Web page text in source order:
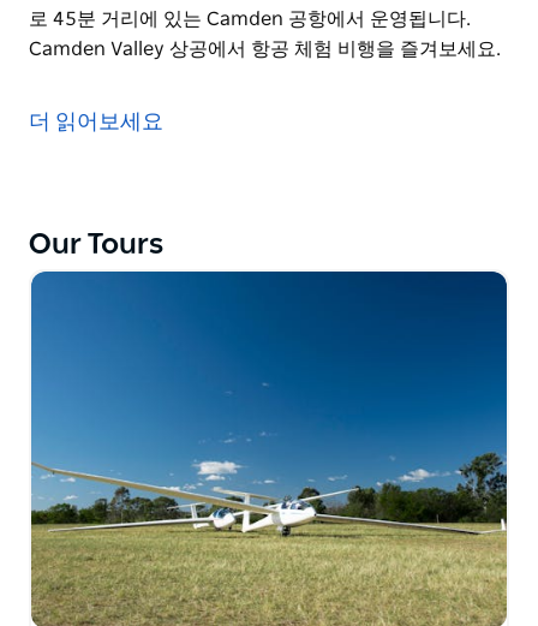
로 45분 거리에 있는 Camden 공항에서 운영됩니다.
Camden Valley 상공에서 항공 체험 비행을 즐겨보세요.
래된 글라이딩 클럽 중 하나이며 시드니 지역에서 가장 가
더 읽어보세요
Our Tours